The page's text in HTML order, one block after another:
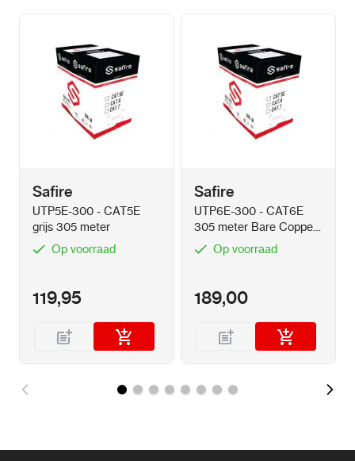
Safire
UTP5E-300 - CAT5E
grijs 305 meter
Op voorraad
119,95
Safire
UTP6E-300 - CAT6E
305 meter Bare Copper
grijsOp voorraad
189,00